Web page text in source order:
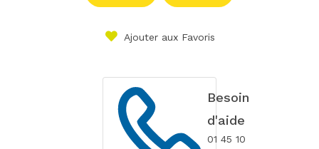
Ajouter aux Favoris
Besoin
d'aide
01 45 10